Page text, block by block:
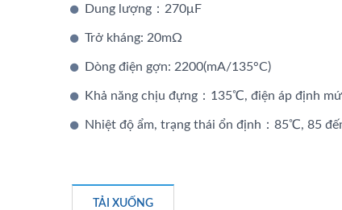
Dung lượng：270μF
Trở kháng: 20mΩ
Dòng điện gợn: 2200(mA/135°C)
Khả năng chịu đựng：135℃, điện áp định
Nhiệt độ ẩm, trạng thái ổn định：85℃, 85
TẢI XUỐNG